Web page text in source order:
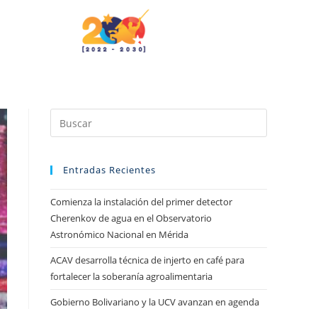
Entradas Recientes
Comienza la instalación del primer detector
Cherenkov de agua en el Observatorio
Astronómico Nacional en Mérida
ACAV desarrolla técnica de injerto en café para
fortalecer la soberanía agroalimentaria
Gobierno Bolivariano y la UCV avanzan en agenda